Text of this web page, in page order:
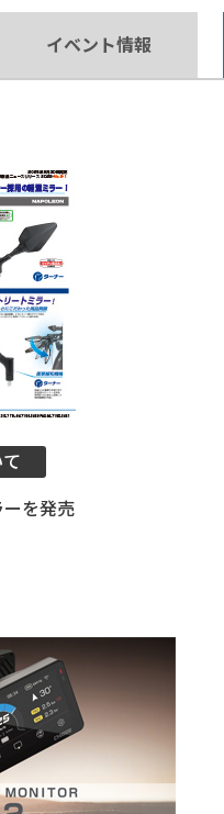
ンテンナンス用品
イベント情報
を発売